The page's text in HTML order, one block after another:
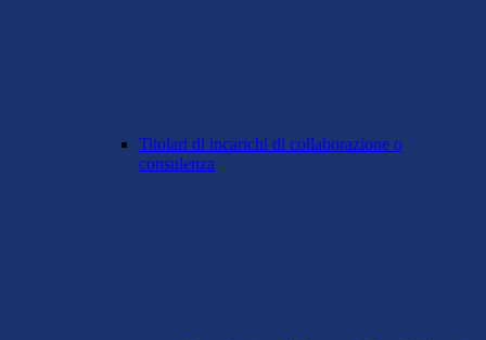
Titolari di incarichi di collaborazione o
consulenza